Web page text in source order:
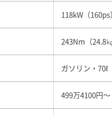
118kW（160ps）
243Nm（24.8
ガソリン・70ℓ
499万4100円〜